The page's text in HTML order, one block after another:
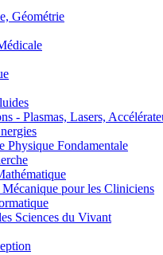
Géométrie
- Plasmas, Lasers,
Fondamentale
pour les Cliniciens
Sciences du Vivant